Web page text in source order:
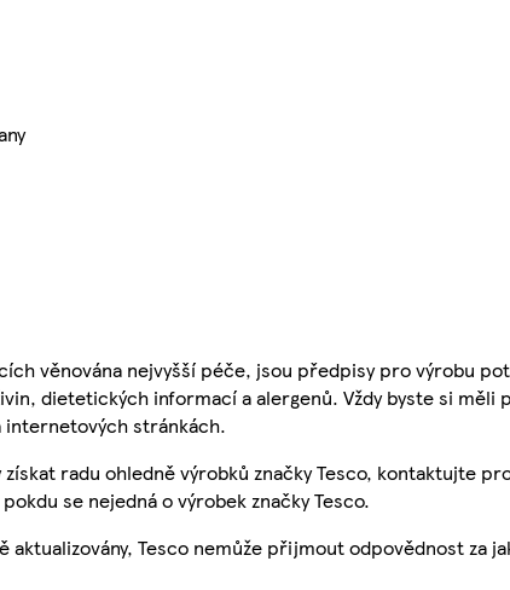
věnována nejvyšší péče, jsou předpisy pro výrobu
dietetických informací a alergenů. Vždy byste si
internetových stránkách.
radu ohledně výrobků značky Tesco, kontaktujte
se nejedná o výrobek značky Tesco.
Tesco nemůže přijmout odpovědnost za